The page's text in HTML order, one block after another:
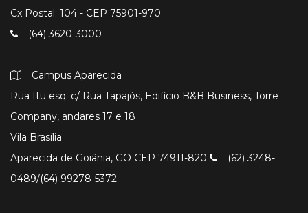
Cx Postal: 104 - CEP 75901-970
(64) 3620-3000
Campus Aparecida
Rua Itu esq. c/ Rua Tapajós, Edifício B&B Business, Torre
Company, andares 17 e 18
Vila Brasília
Aparecida de Goiânia, GO CEP 74911-820
(62) 3248-
0489/(64) 99278-5372